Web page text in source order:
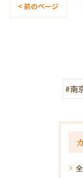
< 前のページ
#南